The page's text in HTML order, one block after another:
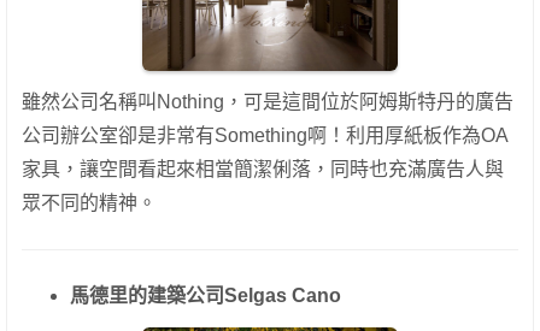
雖然公司名稱叫Nothing，可是這間位於阿姆斯特丹的廣告
公司辦公室卻是非常有Something啊！利用厚紙板作為OA
家具，讓空間看起來相當簡潔俐落，同時也充滿廣告人與
眾不同的精神。
馬德里的建築公司Selgas Cano